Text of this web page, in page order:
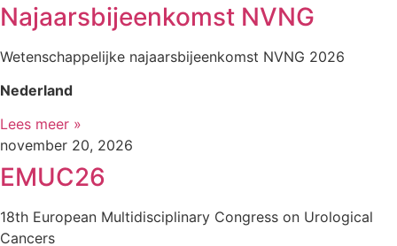
Najaarsbijeenkomst NVNG
Wetenschappelijke najaarsbijeenkomst NVNG 2026
Nederland
Lees meer »
november 20, 2026
EMUC26
18th European Multidisciplinary Congress on Urological
Cancers